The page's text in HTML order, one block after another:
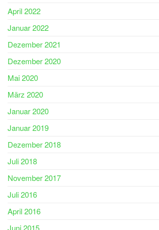
April 2022
Januar 2022
Dezember 2021
Dezember 2020
Mai 2020
März 2020
Januar 2020
Januar 2019
Dezember 2018
Juli 2018
November 2017
Juli 2016
April 2016
Juni 2015